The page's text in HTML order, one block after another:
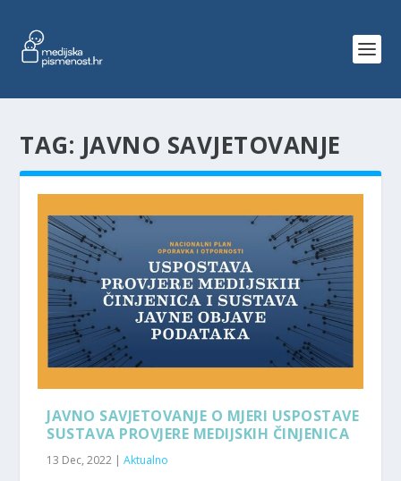
TAG: JAVNO SAVJETOVANJE
JAVNO SAVJETOVANJE O MJERI USPOSTAVE
SUSTAVA PROVJERE MEDIJSKIH ČINJENICA
13 Dec, 2022 |Aktualno